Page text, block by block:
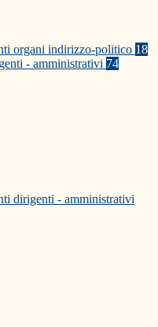
organi indirizzo-politico 18
- amministrativi 74
dirigenti - amministrativi